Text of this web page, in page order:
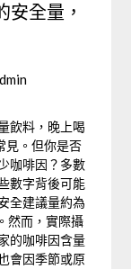
安全量，
飲料，晚上喝
見。但你是否
咖啡因？多數
數字背後可能
全建議量約為
然而，實際攝
的咖啡因含量
會因季節或原